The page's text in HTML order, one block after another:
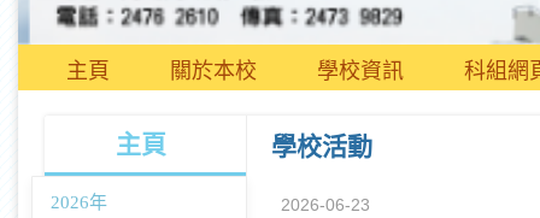
主頁 關於本校 學校資訊 科組網
主頁 學校活動
2026年 2026-06-23